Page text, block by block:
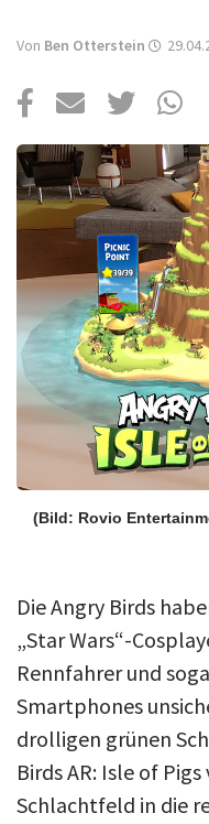
Von Ben Otterstein
(Bild: Rovio
Die Angry Birds
„Star Wars“-
Rennfahrer und
Smartphones
drolligen grünen
Birds AR: Isle of
Schlachtfeld in die